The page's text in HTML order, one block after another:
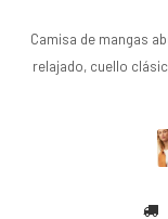
Camisa de mangas
relajado, cuello